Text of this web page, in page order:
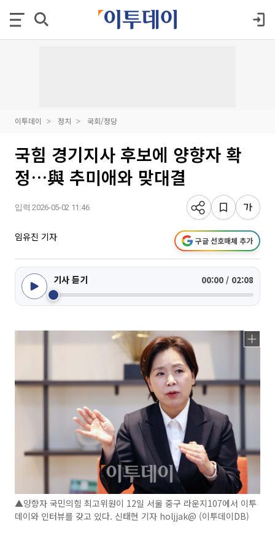
이투데이 정치 국회/정당
국힘 경기지사 후보에 양향자 확
정…與 추미애와 맞대결
입력 2026-05-02 11:46
임유진 기자 구글 선호매체 추가
기사 듣기 00:00 / 02:08
▲양향자 국민의힘 최고위원이 12일 서울 중구 라운지107에서 이투
데이와 인터뷰를 갖고 있다. 신태현 기자 holjjak@ (이투데이DB)